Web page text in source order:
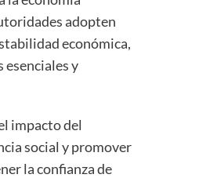
adopten
económica,
esenciales y
impacto del
social y promover
la confianza de